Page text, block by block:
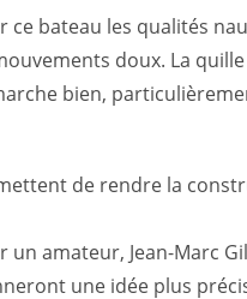
ce bateau les qualités
doux. La
bien,
de rendre la
amateur, Jean-Marc
une idée plus